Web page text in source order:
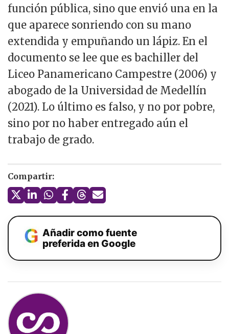
función pública, sino que envió una en la
que aparece sonriendo con su mano
extendida y empuñando un lápiz. En el
documento se lee que es bachiller del
Liceo Panamericano Campestre (2006) y
abogado de la Universidad de Medellín
(2021). Lo último es falso, y no por pobre,
sino por no haber entregado aún el
trabajo de grado.
Compartir:
Añadir como fuente
preferida en Google